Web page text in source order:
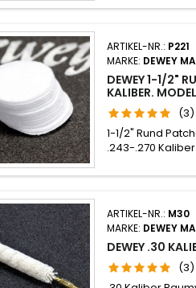
ARTIKEL-NR.: P221
MARKE: DEWEY
DEWEY 1-1/2"
KALIBER.
(3)
1-1/2" Rund
.243-.270 Kaliber
ARTIKEL-NR.: M30
MARKE: DEWEY
DEWEY .30
(3)